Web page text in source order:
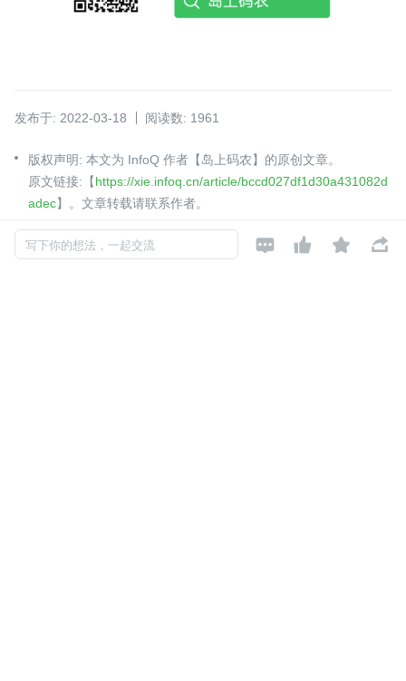
发布于: 2022-03-18 阅读数: 1961
版权声明: 本文为 InfoQ 作者【岛上码农】的原创文章。
原文链接:【https://xie.infoq.cn/article/bccd027df1d30a431082d
adec】。文章转载请联系作者。
如对本文有异议，可点此反馈
写下你的想法，一起交流    